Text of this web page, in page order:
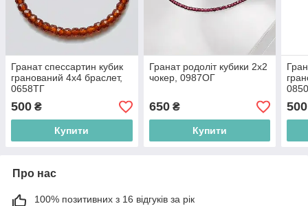
Гранат спессартин кубик
гранований 4х4 браслет,
0658ТГ
500 ₴
Купити
Гранат родоліт кубики 2х2
чокер, 0987ОГ
650₴
Купити
500
Про нас
100% позитивних з 16 відгуків за рік